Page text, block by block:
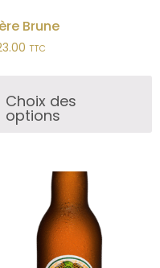
Brune
TTC
Choix des
options